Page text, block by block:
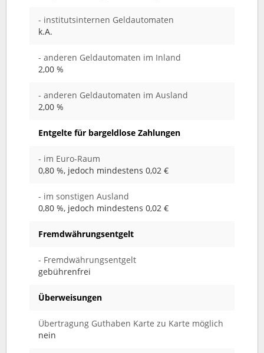
- institutsinternen Geldautomaten
k.A.
- anderen Geldautomaten im Inland
2,00 %
- anderen Geldautomaten im Ausland
2,00 %
Entgelte für bargeldlose Zahlungen
- im Euro-Raum
0,80 %, jedoch mindestens 0,02 €
- im sonstigen Ausland
0,80 %, jedoch mindestens 0,02 €
Fremdwährungsentgelt
- Fremdwährungsentgelt
gebührenfrei
Überweisungen
Übertragung Guthaben Karte zu Karte möglich
nein